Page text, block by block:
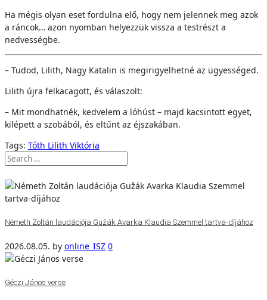
Ha mégis olyan eset fordulna elő, hogy nem jelennek meg azok
a ráncok… azon nyomban helyezzük vissza a testrészt a
nedvességbe.
– Tudod, Lilith, Nagy Katalin is megirigyelhetné az ügyességed.
Lilith újra felkacagott, és válaszolt:
– Mit mondhatnék, kedvelem a lóhúst – majd kacsintott egyet,
kilépett a szobából, és eltűnt az éjszakában.
Tags: Tóth Lilith Viktória
Németh Zoltán laudációja Gužák Avarka Klaudia Szemmel tartva-díjához
2026.08.05. by online_ISZ 0
Géczi János verse